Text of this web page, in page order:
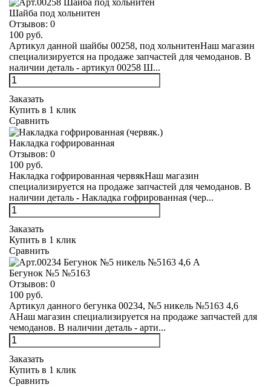
Шайба под хольнитен
Отзывов: 0
100 руб.
Артикул данной шайбы 00258, под хольнитенНаш магазин
специализируется на продаже запчастей для чемоданов. В
наличии деталь - артикул 00258 Ш...
Заказать
Купить в 1 клик
Сравнить
Накладка гофрированная
Отзывов: 0
100 руб.
Накладка гофрированная червякНаш магазин
специализируется на продаже запчастей для чемоданов. В
наличии деталь - Накладка гофрированная (чер...
Заказать
Купить в 1 клик
Сравнить
Бегунок №5 №5163
Отзывов: 0
100 руб.
Артикул данного бегунка 00234, №5 никель №5163 4,6
АНаш магазин специализируется на продаже запчастей для
чемоданов. В наличии деталь - арти...
Заказать
Купить в 1 клик
Сравнить